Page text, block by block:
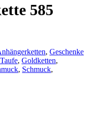
585
, Geschenke
, Goldketten,
, Schmuck,